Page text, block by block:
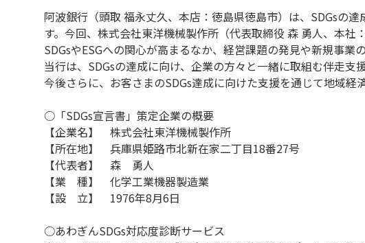
阿波銀行（頭取 福永丈久、本店：徳島県徳島市）は、SDGsの
す。今回、株式会社東洋機械製作所（代表取締役 森 勇人、本社
SDGsやESGへの関心が高まるなか、経営課題の発見や新規事業
当行は、SDGsの達成に向け、企業の方々と一緒に取組む伴走支
今後さらに、お客さまのSDGs達成に向けた支援を通じて地域
○「SDGs宣言書」策定企業の概要
【企業名】 株式会社東洋機械製作所
【所在地】 兵庫県姫路市北新在家二丁目18番27号
【代表者】 森 勇人
【業 種】 化学工業機器製造業
【設 立】 1976年8月6日
○あわぎんSDGs対応度診断サービス